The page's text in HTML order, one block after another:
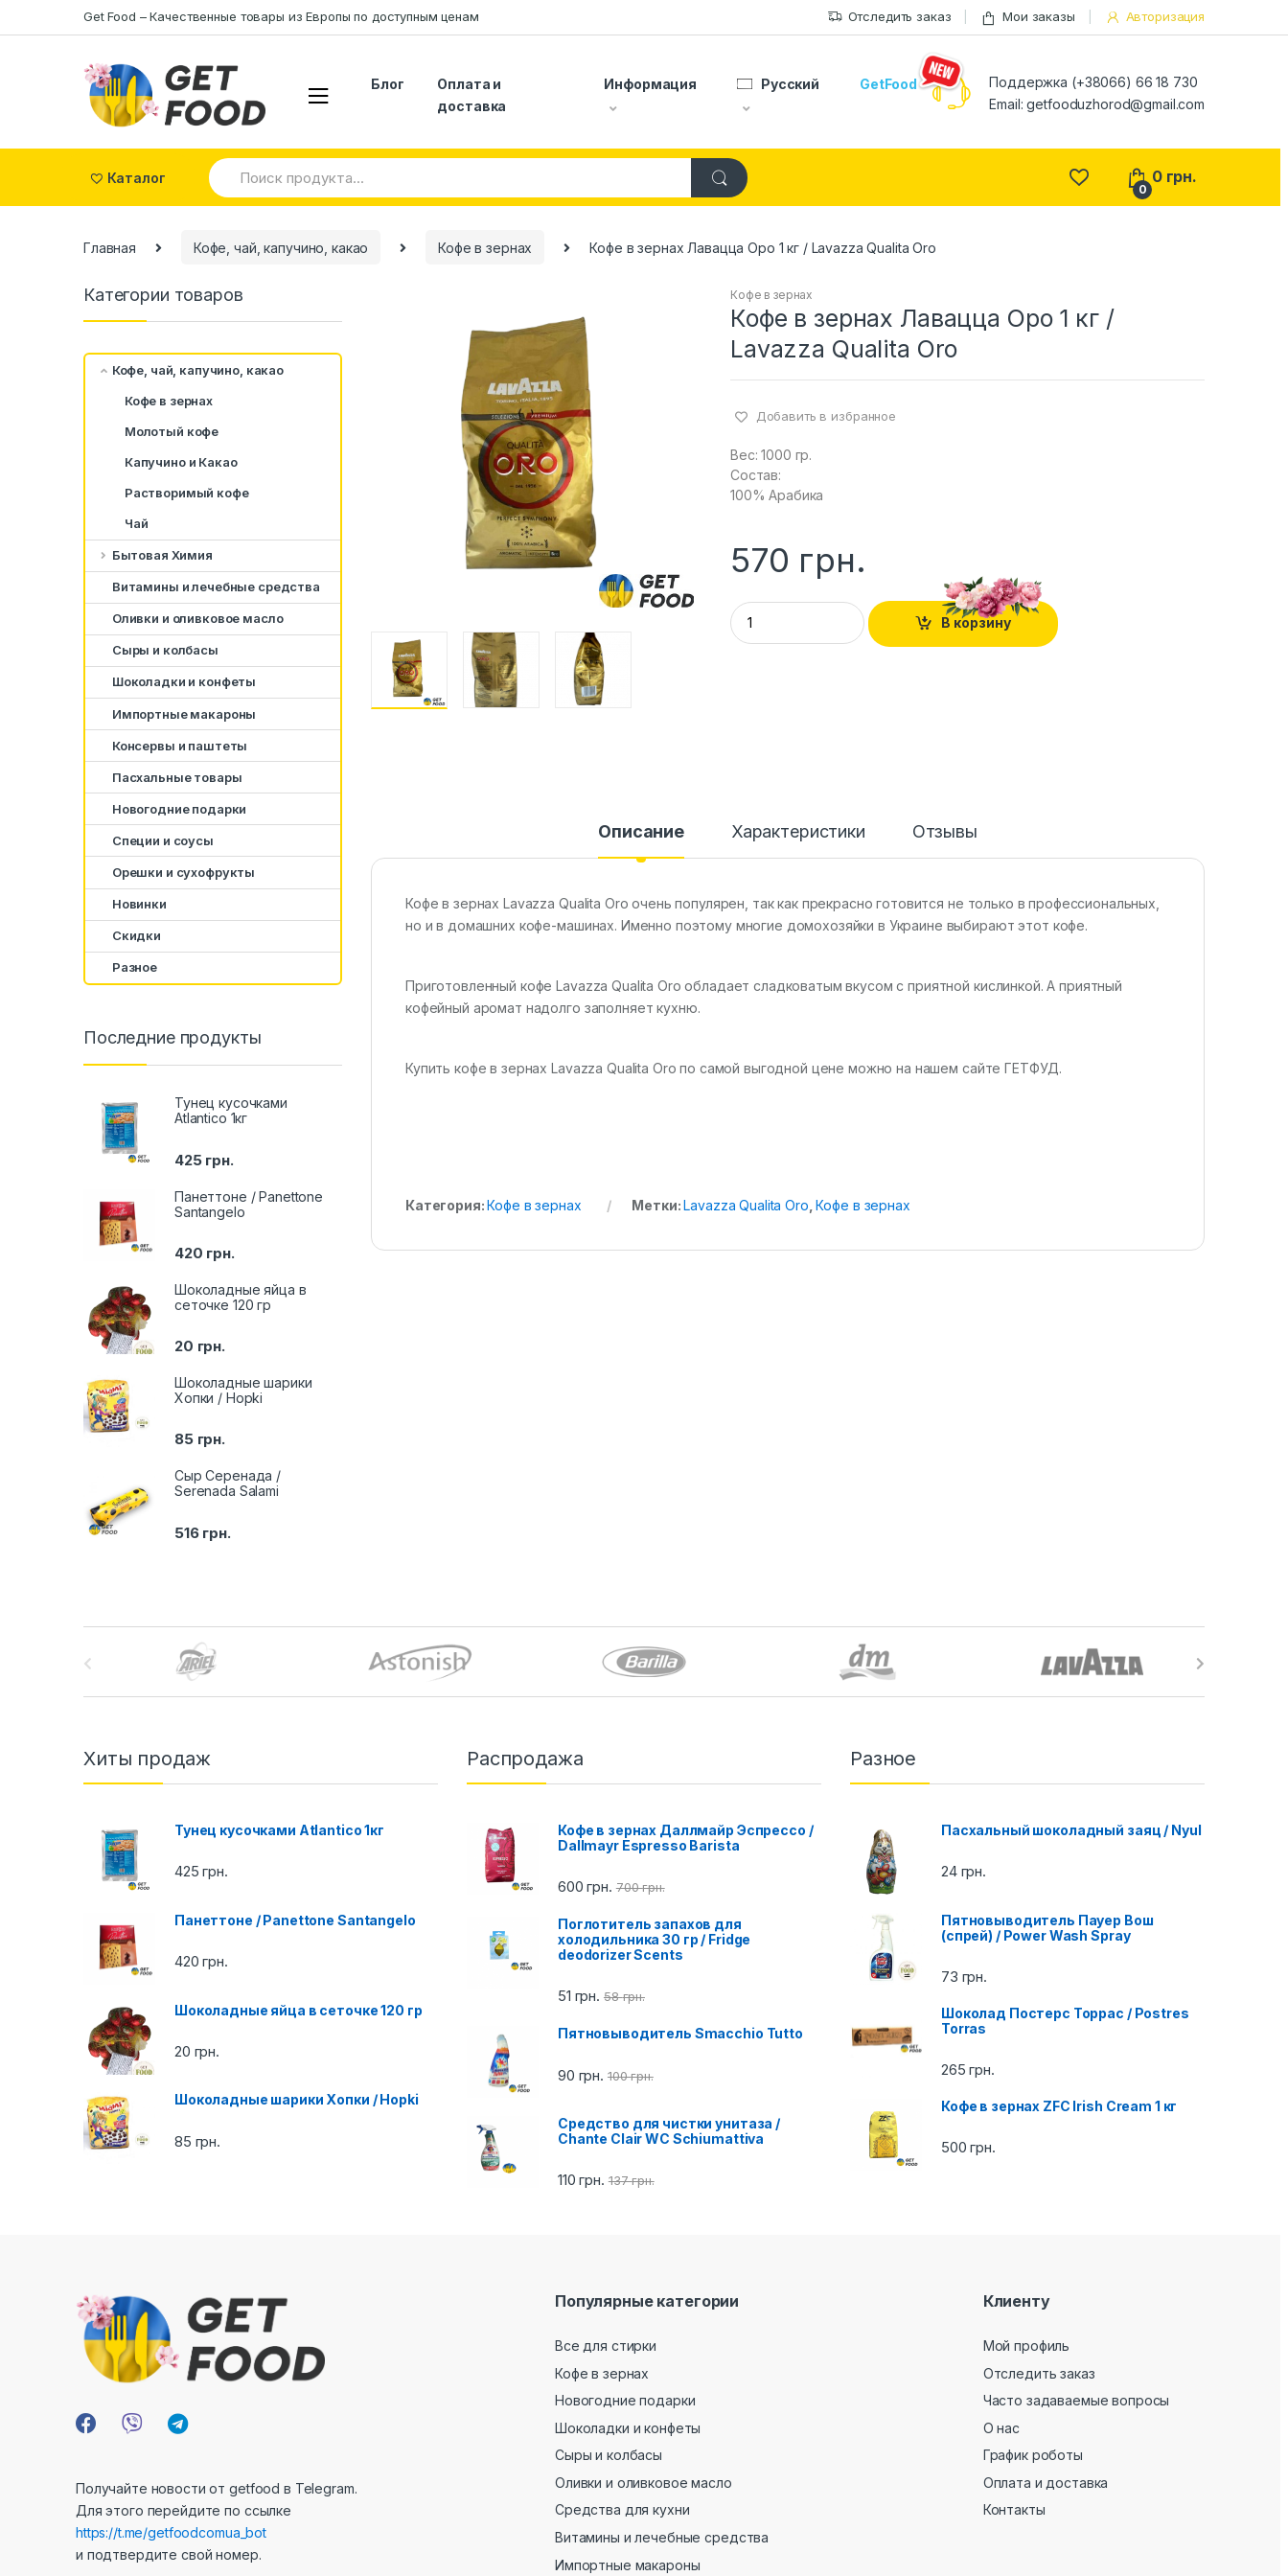
Skip to navigation
Skip to contentGet Food – Качественные товары из Eвропы по доступным ценам Отследить заказ Мои заказы Авторизация
Блог
Оплата и
доставка
Информация Русский GetFood
Поддержка (+38066) 66 18 730
Email:getfooduzhorod@gmail.com
Каталог
S
e
h
r
:
0
0 грн.
Главная Кофе, чай, капучино, какао Кофе в зернах Кофе в зернах Лавацца Оро 1 кг / Lavazza Qualita Oro
Кофе в зернах
Кофе в зернах Лавацца Оро 1 кг /
Lavazza Qualita Oro
Добавить в избранное
Вес: 1000 гр.
Состав:
100% Арабика
570 грн.
Q
u
a
В корзину
Описание Характеристики Отзывы
Кофе в зернах Lavazza Qualita Oro очень популярен, так как прекрасно готовится не только в профессиональных,
но и в домашних кофе-машинах. Именно поэтому многие домохозяйки в Украине выбирают этот кофе.
Приготовленный кофе Lavazza Qualita Oro обладает сладковатым вкусом с приятной кислинкой. А приятный
кофейный аромат надолго заполняет кухню.
Купить кофе в зернах Lavazza Qualita Oro по самой выгодной цене можно на нашем сайте ГЕТФУД.
Категория:Кофе в зернах Метки:Lavazza Qualita Oro ,Кофе в зернах
Категории товаров
Кофе, чай, капучино, какао
Кофе в зернах
Молотый кофе
Капучино и Какао
Растворимый кофе
Чай
Бытовая Химия
Витамины и лечебные средства
Оливки и оливковое масло
Сыры и колбасы
Шоколадки и конфеты
Импортные макароны
Консервы и паштеты
Пасхальные товары
Новогодние подарки
Специи и соусы
Орешки и сухофрукты
Новинки
Скидки
Разное
Последние продукты
Тунец кусочками
Atlantico 1кг
425 грн.
Панеттоне / Panettone
Santangelo
420 грн.
Шоколадные яйца в
сеточке 120 гр
20 грн.
Шоколадные шарики
Хопки / Hopki
85 грн.
Сыр Серенада /
Serenada Salami
516 грн.
Хиты продаж
Тунец кусочками Atlantico 1кг
425грн.
Панеттоне / Panettone Santangelo
420грн.
Шоколадные яйца в сеточке 120 гр
20 грн.
Шоколадные шарики Хопки / Hopki
85 грн.
Распродажа
Кофе в зернах Даллмайр Эспрессо /
Dallmayr Espresso Barista
600грн. 700грн.
Поглотитель запахов для
холодильника 30 гр / Fridge
deodorizer Scents
51 грн. 58грн.
Пятновыводитель Smacchio Tutto
90 грн. 100грн.
Cредство для чистки унитаза /
Chante Clair WC Schiumattiva
110грн. 137грн.
Разное
Пасхальный шоколадный заяц / Nyul
24 грн.
Пятновыводитель Пауер Вош
(спрей) / Power Wash Spray
73 грн.
Шоколад Постерс Торрас / Postres
Torras
265грн.
Кофе в зернах ZFC Irish Cream 1 кг
500грн.
Получайте новости от getfood в Telegram.
Для этого перейдите по ссылке
https://t.me/getfoodcomua_bot
и подтвердите свой номер.
Популярные категории
Все для стирки
Кофе в зернах
Новогодние подарки
Шоколадки и конфеты
Сыры и колбасы
Оливки и оливковое масло
Средства для кухни
Витамины и лечебные средства
Импортные макароны
Клиенту
Мой профиль
Отследить заказ
Часто задаваемые вопросы
О нас
График роботы
Оплата и доставка
Контакты